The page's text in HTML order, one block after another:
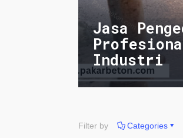
Jasa
Industri
Filter by Categories